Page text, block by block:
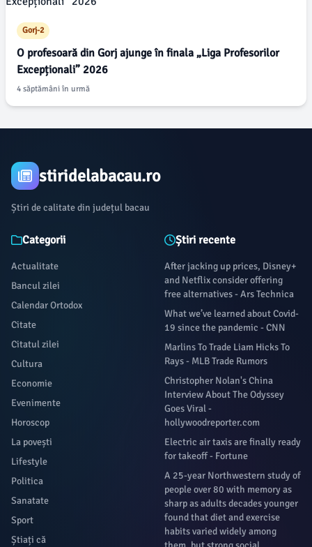
Gorj-2
O profesoară din Gorj ajunge în finala „Liga Profesorilor
Excepționali” 2026
4 săptămâni în urmă
stiridelabacau.ro
Știri de calitate din județul bacau
Categorii
Actualitate
Bancul zilei
Calendar Ortodox
Citate
Citatul zilei
Cultura
Economie
Evenimente
Horoscop
La povești
Lifestyle
Politica
Sanatate
Sport
Știați că
Știri recente
After jacking up prices, Disney+
and Netflix consider offering
free alternatives - Ars Technica
What we’ve learned about Covid-
19 since the pandemic - CNN
Marlins To Trade Liam Hicks To
Rays - MLB Trade Rumors
Christopher Nolan's China
Interview About The Odyssey
Goes Viral -
hollywoodreporter.com
Electric air taxis are finally ready
for takeoff - Fortune
A 25-year Northwestern study of
people over 80 with memory as
sharp as adults decades younger
found that diet and exercise
habits varied widely among